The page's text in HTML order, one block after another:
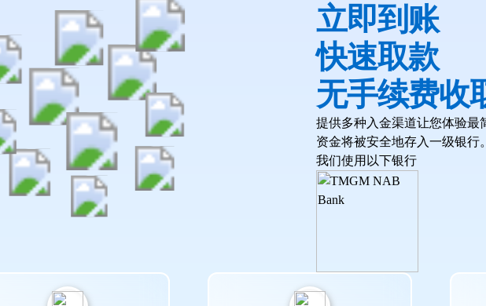
立即到账
快速取款
无手续费收
提供多种入金渠道让您体验最
资金将被安全地存入一级银行
我们使用以下银行